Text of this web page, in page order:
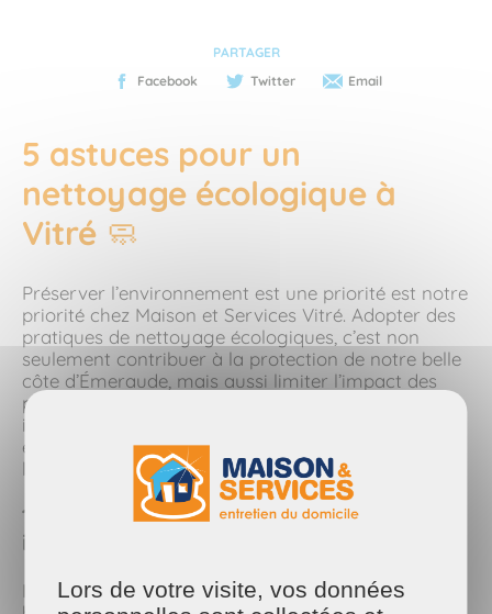
PARTAGER
Facebook
Twitter Email
5 astuces pour un
nettoyage écologique à
Vitré 🧼
Préserver l’environnement est une priorité est notre
priorité chez Maison et Services Vitré. Adopter des
pratiques de nettoyage écologiques, c’est non
seulement contribuer à la protection de notre belle
côte d’Émeraude, mais aussi limiter l’impact des
produits chimiques sur notre santé et nos
intérieurs. Découvrez nos 5 astuces simples et
efficaces pour un nettoyage respectueux de
l’environnement.
1. Le vinaigre blanc, votre allié
incontournable
Incontournable du ménage écologique, le vinaigre
Lors de votre visite, vos données